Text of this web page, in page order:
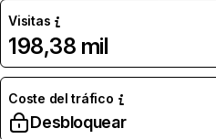
Visitas
198,38 mil
Coste del tráfico
Desbloquear